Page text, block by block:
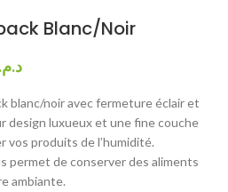
Blanc/Noir
د.م.
blanc/noir avec fermeture éclair et
design luxueux et une fine couche
produits de l’humidité.
permet de conserver des aliments
ambiante.